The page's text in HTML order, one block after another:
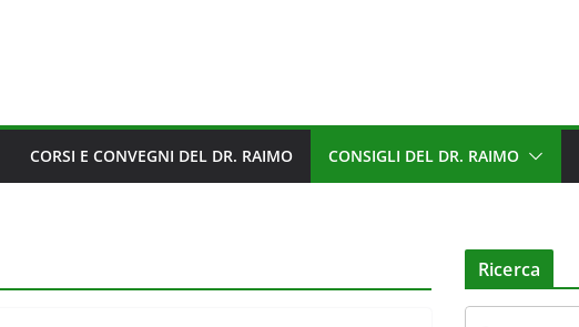
CORSI E CONVEGNI DEL DR. RAIMO CONSIGLI DEL DR. RAIMO
Ricerca